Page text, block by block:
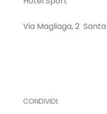
Via Magliaga, 2
CONDIVIDI: